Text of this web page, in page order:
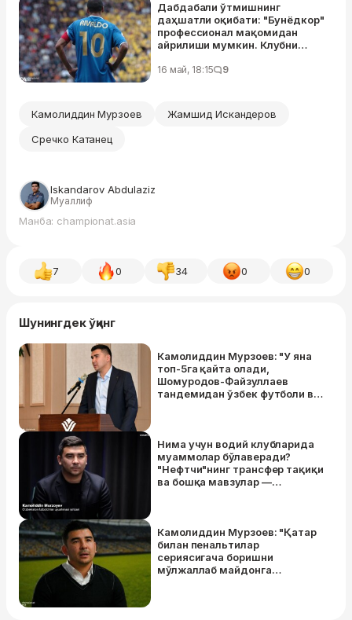
Дабдабали ўтмишнинг
даҳшатли оқибати: "Бунёдкор"
профессионал мақомидан
айрилиши мумкин. Клубни
16 май, 18:15 9
Камолиддин Мурзоев
Жамшид Искандеров
Сречко Катанец
Iskandarov Abdulaziz
Муаллиф
Манба: championat.asia
7 0 34 0 0
Шунингдек ўқинг
Камолиддин Мурзоев: "У яна
топ-5га қайта олади,
Шомуродов-Файзуллаев
тандемидан ўзбек футболи ва
Нима учун водий клубларида
муаммолар бўлаверади?
"Нефтчи"нинг трансфер тақиқи
ва бошқа мавзулар —
Камолиддин Мурзоев: "Қатар
билан пенальтилар
сериясигача боришни
мўлжаллаб майдонга